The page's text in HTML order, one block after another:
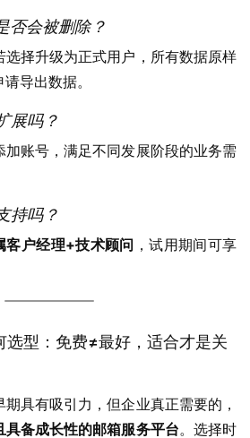
否会被删除？
择升级为正式用户，所有数据原样
导出数据。
展吗？
账号，满足不同发展阶段的业务需
持吗？
客户经理+技术顾问 ，试用期间可享
选型：免费≠最好，适合才是关
具有吸引力，但企业真正需要的，
备成长性的邮箱服务平台。选择时